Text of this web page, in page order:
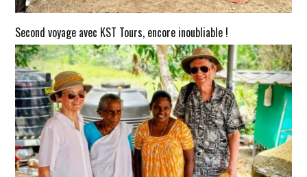
Second voyage avec KST Tours, encore inoubliable !